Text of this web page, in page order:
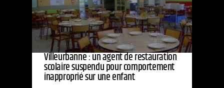
Villeurbanne : un agent de restauration
scolaire suspendu pour comportement
inapproprié sur une enfant